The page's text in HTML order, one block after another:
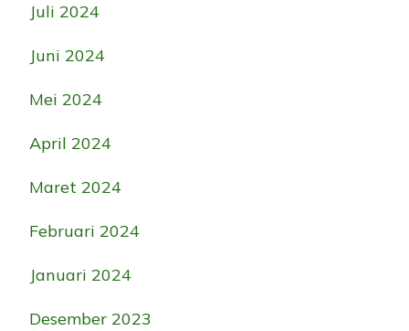
Juli 2024
Juni 2024
Mei 2024
April 2024
Maret 2024
Februari 2024
Januari 2024
Desember 2023